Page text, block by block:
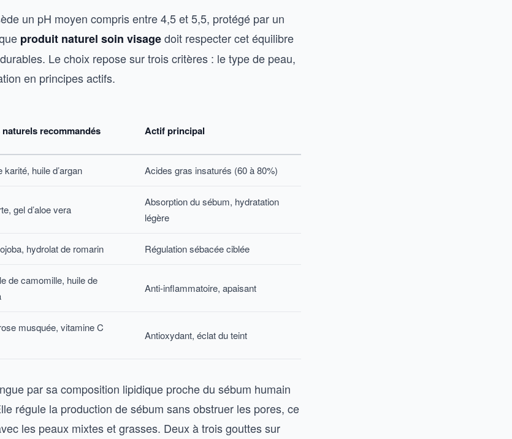
un pH moyen compris entre 4,5 et 5,5, protégé par un
produit naturel soin visagedoit respecter cet équilibre
Le choix repose sur trois critères : le type de peau,
en principes actifs.
recommandés Actif principal
karité, huile d’argan Acides gras insaturés (60 à 80%)
gel d’aloe vera
Absorption du sébum, hydratation
légère
hydrolat de romarin Régulation sébacée ciblée
de camomille, huile de
Anti-inflammatoire, apaisant
musquée, vitamine C
Antioxydant, éclat du teint
par sa composition lipidique proche du sébum humain
régule la production de sébum sans obstruer les pores, ce
les peaux mixtes et grasses. Deux à trois gouttes sur